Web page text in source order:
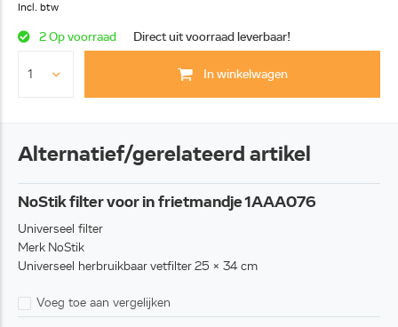
Incl. btw
2 Op voorraad Direct uit voorraad leverbaar!
In winkelwagen
Alternatief/gerelateerd artikel
NoStik filter voor in frietmandje 1AAA076
Universeel filter
Merk NoStik
Universeel herbruikbaar vetfilter 25 x 34 cm
Voeg toe aan vergelijken